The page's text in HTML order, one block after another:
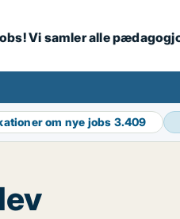
Vi samler alle
om nye jobs 3.409